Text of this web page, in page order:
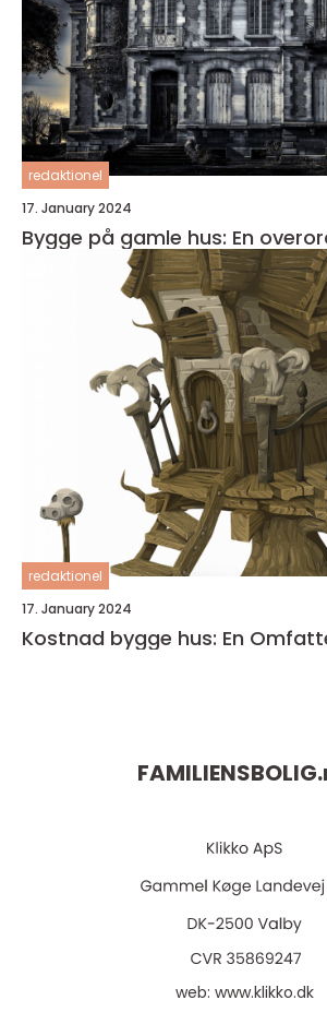
redaktionel
17. January 2024
Bygge på gamle hus: En
redaktionel
17. January 2024
Kostnad bygge hus: En
FAMILIENSBOLIG.
web: www.klikko.dk